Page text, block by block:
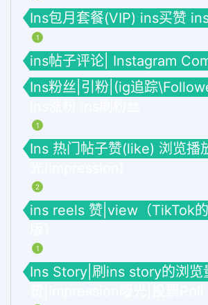
Ins包月套餐(VIP) ins买赞
1
ins帖子评论| Instagram
Ins粉丝|引粉|(ig追踪
1
Ins 热门帖子赞(like) 浏览播
2
ins reels 赞|view（TikTok
1
Ins Story|刷ins story的浏览